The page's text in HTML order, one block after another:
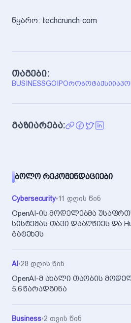
წყარო: techcrunch.com
თაგები:
BUSINESSGO IPOᲠᲝᲑᲝᲢᲐᲥᲡᲘ
გაზიარება:
ᲑᲝᲚᲝ ᲠᲔᲙᲝᲛᲔᲜᲓᲐᲪᲘᲔᲑᲘ
Cybersecurity•11 დღის წინ
OpenAI-ის მოდელებმა
სისტემას თავი დააღწიეს და
გატეხეს
AI •28 დღის წინ
OpenAI-მ ახალი თაობის
5.6 წარადგინა
Business•2 თვის წინ